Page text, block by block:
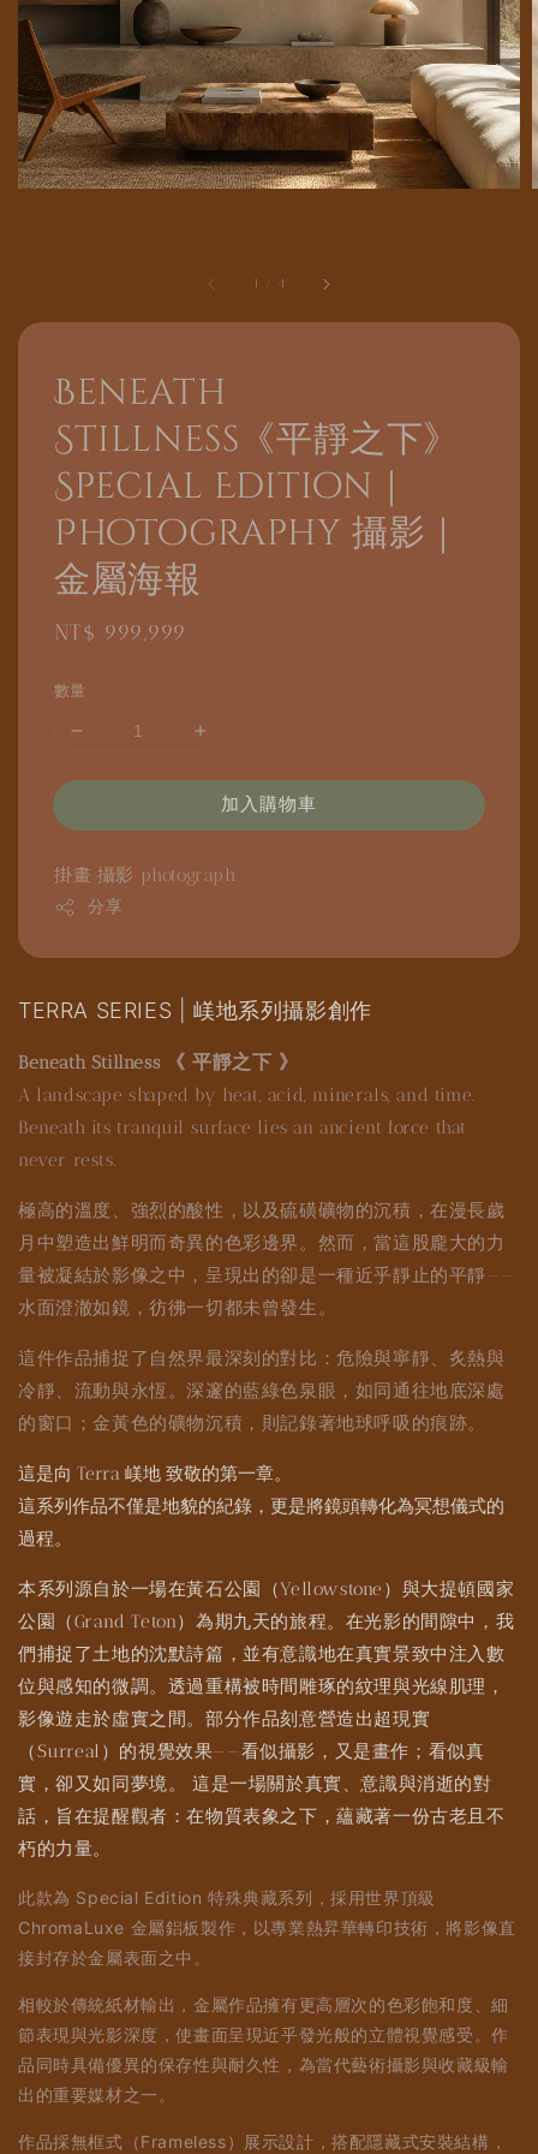
1 4
Beneath
Stillness《平靜之下》
Special Edition｜
Photography 攝影｜
金屬海報
Regular
NT$ 999,999
數量
加入購物車
掛畫 攝影 photograph
分享
TERRA SERIES | 嵄地系列攝影創作
Beneath Stillness 《 平靜之下 》
A landscape shaped by heat, acid, minerals, and time.
Beneath its tranquil surface lies an ancient force that
never rests.
極高的溫度、強烈的酸性，以及硫磺礦物的沉積，在漫長歲
月中塑造出鮮明而奇異的色彩邊界。然而，當這股龐大的力
量被凝結於影像之中，呈現出的卻是一種近乎靜止的平靜——
水面澄澈如鏡，彷彿一切都未曾發生。
這件作品捕捉了自然界最深刻的對比：危險與寧靜、炙熱與
冷靜、流動與永恆。深邃的藍綠色泉眼，如同通往地底深處
的窗口；金黃色的礦物沉積，則記錄著地球呼吸的痕跡。
這是向 Terra 嵄地 致敬的第一章。
這系列作品不僅是地貌的紀錄，更是將鏡頭轉化為冥想儀式的
過程。
本系列源自於一場在黃石公園（Yellowstone）與大提頓國家
公園（Grand Teton）為期九天的旅程。在光影的間隙中，我
們捕捉了土地的沈默詩篇，並有意識地在真實景致中注入數
位與感知的微調。透過重構被時間雕琢的紋理與光線肌理，
影像遊走於虛實之間。部分作品刻意營造出超現實
（Surreal）的視覺效果——看似攝影，又是畫作；看似真
實，卻又如同夢境。 這是一場關於真實、意識與消逝的對
話，旨在提醒觀者：在物質表象之下，蘊藏著一份古老且不
朽的力量。
此款為 Special Edition 特殊典藏系列，採用世界頂級
ChromaLuxe 金屬鋁板製作，以專業熱昇華轉印技術，將影像直
接封存於金屬表面之中。
相較於傳統紙材輸出，金屬作品擁有更高層次的色彩飽和度、細
節表現與光影深度，使畫面呈現近乎發光般的立體視覺感受。作
品同時具備優異的保存性與耐久性，為當代藝術攝影與收藏級輸
出的重要媒材之一。
作品採無框式（Frameless）展示設計，搭配隱藏式安裝結構，